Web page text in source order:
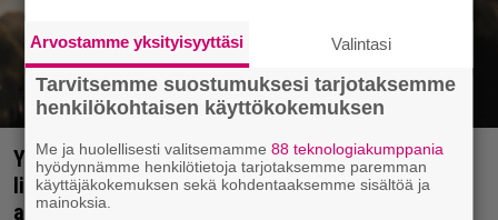
Yöllä tv:ssä: Sotaelokuvan näyttelijät kasvattivat
lihakset nopeasti erikoisella kikalla – IMDb-
arvosana on 7,6
Arvostamme yksityisyyttäsi Valintasi
Tarvitsemme suostumuksesi tarjotaksemme
henkilökohtaisen käyttökokemuksen
Me ja huolellisesti valitsemamme88 teknologiakumppania
hyödynnämme henkilötietoja tarjotaksemme paremman
käyttäjäkokemuksen sekä kohdentaaksemme sisältöä ja
mainoksia.